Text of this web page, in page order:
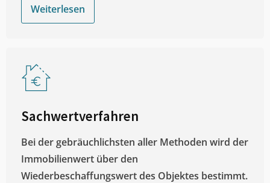
Weiterlesen
Sachwertverfahren
Bei der gebräuchlichsten aller Methoden wird der
Immobilienwert über den
Wiederbeschaffungswert des Objektes bestimmt.